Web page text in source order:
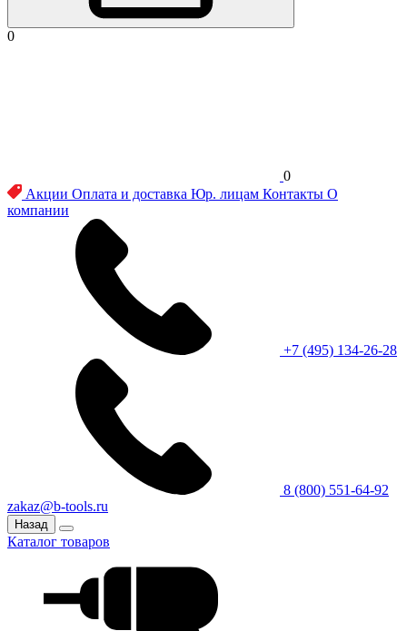
0
0
Акции Оплата и доставка Юр. лицам Контакты О
компании
+7 (495) 134-26-28
8 (800) 551-64-92
zakaz@b-tools.ru
Назад
Каталог товаров